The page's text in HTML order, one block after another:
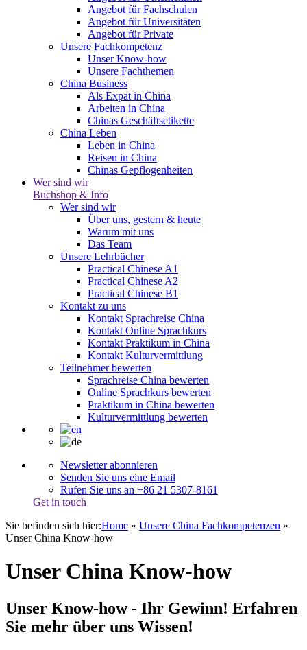
Angebot für Fachschulen
Angebot für Universitäten
Angebot für Private
Unsere Fachkompetenz
Unser Know-how
Unsere Fachthemen
China Business
Als Expat in China
Arbeiten in China
Chinas Geschäftsetikette
China Leben
Leben in China
Reisen in China
Chinas Gepflogenheiten
Wer sind wir
Buchshop & Info
Wer sind wir
Über uns, gestern & heute
Warum mit uns
Das Team
Unsere Lehrbücher
Practical Chinese A1
Practical Chinese A2
Practical Chinese B1
Kontakt zu uns
Kontakt Sprachreise China
Kontakt Online Sprachkurs
Kontakt Praktikum in China
Kontakt Kulturvermittlung
Teilnehmer bewerten
Sprachreise China bewerten
Online Sprachkurs bewerten
Praktikum in China bewerten
Kulturvermittlung bewerten
Newsletter abonnieren
Senden Sie uns eine Email
Rufen Sie uns an +86 21 5307-8161
Get in touch
Sie befinden sich hier:Home » Unsere China Fachkompetenzen »
Unser China Know-how
Unser China Know-how
Unser Know-how - Ihr Gewinn! Erfahren
Sie mehr über uns Wissen!